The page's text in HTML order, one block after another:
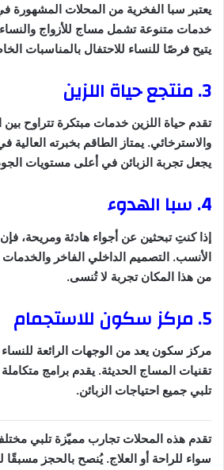
يعتبر سبا الفخرية من المحلات المشهورة
خدمات متنوعة تشمل مساج للأزواج
يتيح فرصًا للنساء للاحتفال بالمناسبات
3. منتجع حياة اللزين
تقدم حياة اللزين خدمات مبتكرة تتراوح
والاسترخائي. يمتاز الطاقم بخبرته
يجعل تجربة الزبائن في أعلى مستويات
4. سبا الهدوء
إذا كنتِ تبحثين عن أجواء هادئة ومريحة، فإن
الأنسب. التصميم الداخلي الفاخر والخدمات
من هذا المكان تجربة لا تُنسى.
5. مركز سكون للاستجمام
مركز سكون يعد من الوجهات الرائعة للنساء
تقنيات المساج الحديثة. يقدم برامج
تلبي جميع احتياجات الزبائن.
تقدم هذه المحلات تجارب مميّزة تلبي
سواء للراحة أو العلاج. يُنصح بالحجز